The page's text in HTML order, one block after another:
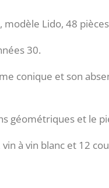
modèle Lido, 48
30.
conique et son
géométriques et le
à vin blanc et 12